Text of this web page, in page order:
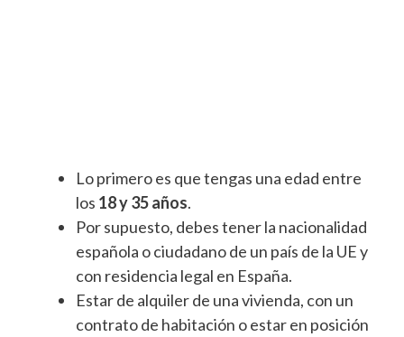
Lo primero es que tengas una edad entre
los 18 y 35 años.
Por supuesto, debes tener la nacionalidad
española o ciudadano de un país de la UE y
con residencia legal en España.
Estar de alquiler de una vivienda, con un
contrato de habitación o estar en posición